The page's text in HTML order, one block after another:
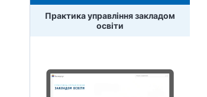
Практика управління закладом
освіти